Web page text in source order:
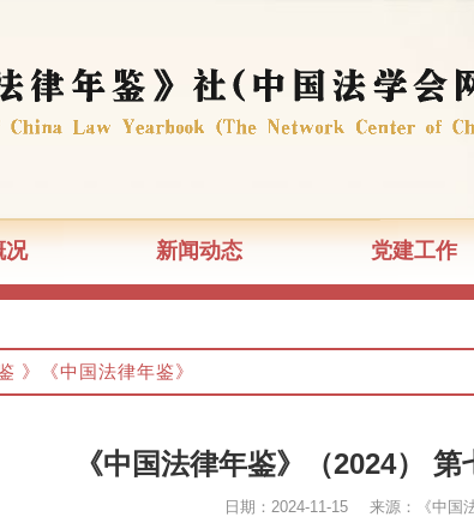
况 新闻动态 党建工作
》《中国法律年鉴》
《中国法律年鉴》（2024）
日期：2024-11-15 来源：《中国